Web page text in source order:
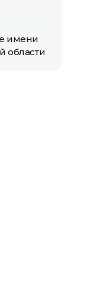
имени
области